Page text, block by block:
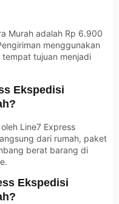
Murah adalah Rp 6.900
menggunakan
tujuan menjadi
Ekspedisi
Line7 Express
dari rumah, paket
berat barang di
Ekspedisi